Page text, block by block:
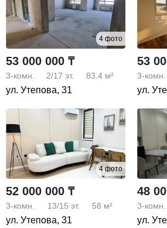
4 фото
53 000 000 ₸
3-комн. 2/17 эт. 83.4 м²
ул. Утепова, 31
53
3-комн.
ул.
4 фото
52 000 000 ₸
3-комн. 13/15 эт. 58 м²
ул. Утепова, 31
48
3-комн.
ул.